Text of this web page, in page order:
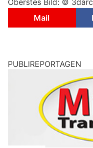
Mail
PUBLIREPORTAGEN